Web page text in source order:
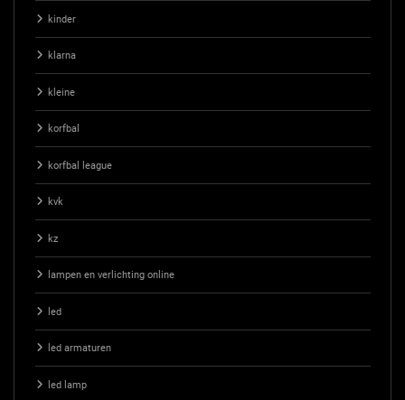
kinder
klarna
kleine
korfbal
korfbal league
kvk
kz
lampen en verlichting online
led
led armaturen
led lamp